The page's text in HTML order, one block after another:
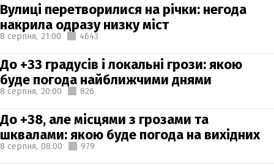
Вулиці перетворилися на річки: негода
накрила одразу низку міст
8 серпня, 21:00 4643
До +33 градусів і локальні грози: якою
буде погода найближчими днями
8 серпня, 20:00 826
До +38, але місцями з грозами та
шквалами: якою буде погода на вихідних
8 серпня, 08:00 979